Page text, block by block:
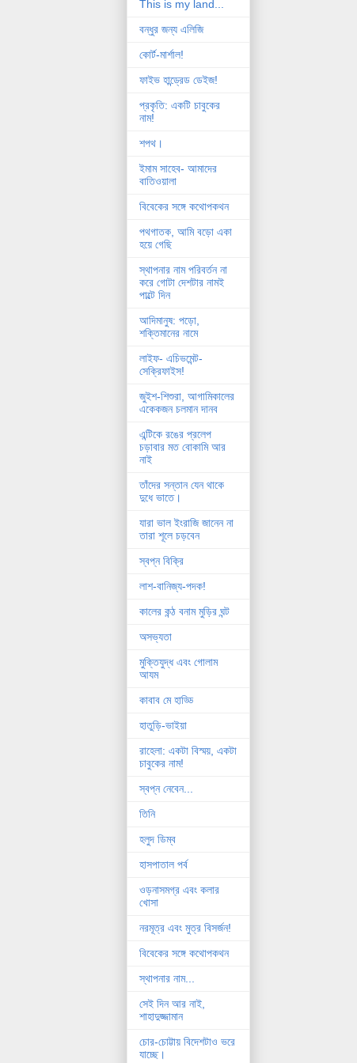
This is my land...
বন্ধুর জন্য এলিজি
কোর্ট-মার্শাল!
ফাইভ হান্ড্রেড ডেইজ!
প্রকৃতি: একটি চাবুকের
নাম!
শপথ।
ইমাম সাহেব- আমাদের
বাতিওয়ালা
বিবেকের সঙ্গে কথোপকথন
পথগাতক, আমি বড়ো একা
হয়ে গেছি
স্থাপনার নাম পরিবর্তন না
করে গোটা দেশটার নামই
পাল্টে দিন
আদিমানুষ: পড়ো,
শক্তিমানের নামে
লাইফ- এচিভমেন্ট-
সেক্রিফাইস!
জুইশ-শিশুরা, আগামিকালের
একেকজন চলমান দানব
এন্টিকে রঙের প্রলেপ
চড়াবার মত বোকামি আর
নাই
তাঁদের সন্তান যেন থাকে
দুধে ভাতে।
যারা ভাল ইংরাজি জানেন না
তারা শূলে চড়বেন
স্বপ্ন বিক্রি
লাশ-বানিজ্য-পদক!
কালের কন্ঠ বনাম মুড়ির ঘন্ট
অসভ্যতা
মুক্তিযুদ্ধ এবং গোলাম
আযম
কাবাব মে হাড্ডি
হাতুড়ি-ভাইয়া
রাহেলা: একটা বিস্ময়, একটা
চাবুকের নাম!
স্বপ্ন নেবেন...
তিনি
হলুদ ডিম্ব
হাসপাতাল পর্ব
ওড়নাসমগ্র এবং কলার
খোসা
নরমূত্র এবং মুত্র বিসর্জন!
বিবেকের সঙ্গে কথোপকথন
স্থাপনার নাম...
সেই দিন আর নাই,
শাহাদুজ্জামান
চোর-চোট্টায় বিদেশটাও ভরে
যাচ্ছে।